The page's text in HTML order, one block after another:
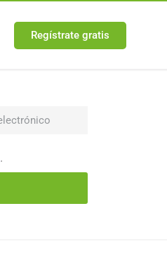
Regístrate gratis
.